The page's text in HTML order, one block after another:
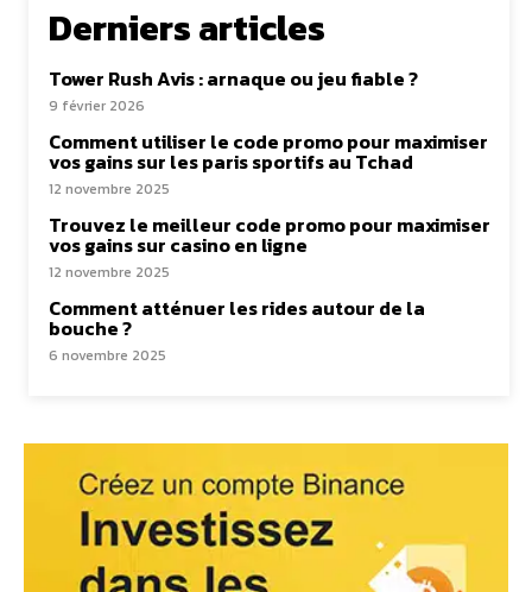
Derniers articles
Tower Rush Avis : arnaque ou jeu fiable ?
9 février 2026
Comment utiliser le code promo pour maximiser
vos gains sur les paris sportifs au Tchad
12 novembre 2025
Trouvez le meilleur code promo pour maximiser
vos gains sur casino en ligne
12 novembre 2025
Comment atténuer les rides autour de la
bouche ?
6 novembre 2025